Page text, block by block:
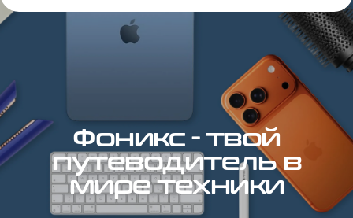
Фоникс - твой
путеводитель в
мире техники